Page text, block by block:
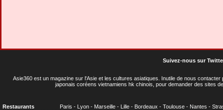
Suivez-nous sur
Asie360 est un magazine sur l'Asie et les cultures asiatiques . Inutile de nous
japonais coréens vietnamiens hk chinois, pour demander des sites
Restaurants Paris - Lyon - Marseille - Lille - Bordeaux - Toulouse - Nantes -